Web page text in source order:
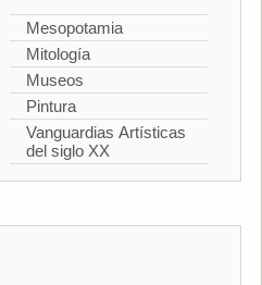
Mesopotamia
Mitología
Museos
Pintura
Vanguardias Artísticas
del siglo XX